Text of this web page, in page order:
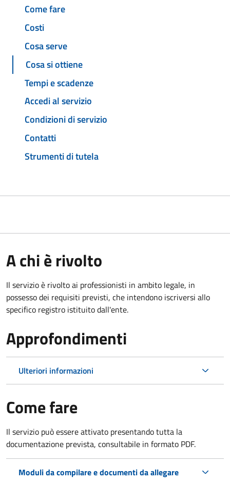
Come fare
Costi
Cosa serve
Cosa si ottiene
Tempi e scadenze
Accedi al servizio
Condizioni di servizio
Contatti
Strumenti di tutela
A chi è rivolto
Il servizio è rivolto ai professionisti in ambito legale, in
possesso dei requisiti previsti, che intendono iscriversi allo
specifico registro istituito dall'ente.
Approfondimenti
Ulteriori informazioni
Come fare
Il servizio può essere attivato presentando tutta la
documentazione prevista, consultabile in formato PDF.
Moduli da compilare e documenti da allegare